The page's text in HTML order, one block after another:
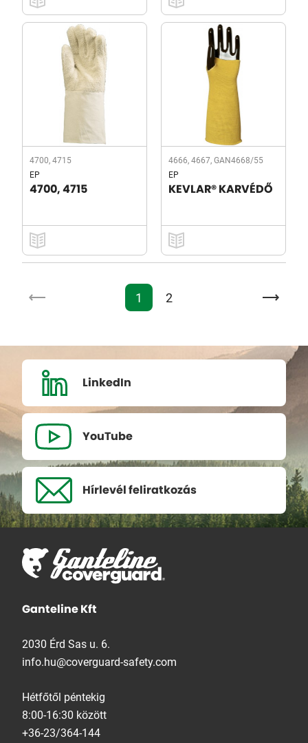
4700, 4715
EP
4700, 4715
4666, 4667, GAN4668/55
EP
KEVLAR® KARVÉDŐ
1 2
LinkedIn
YouTube
Hírlevél feliratkozás
Ganteline Kft
2030 Érd Sas u. 6.
info.hu@coverguard-safety.com
Hétfőtől péntekig
8:00-16:30 között
+36-23/364-144